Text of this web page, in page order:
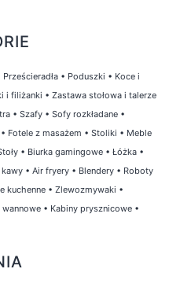
Prześcieradła • Poduszki • Koce i
i filiżanki • Zastawa stołowa i talerze
• Szafy • Sofy rozkładane •
• Fotele z masażem • Stoliki • Meble
• Biurka gamingowe • Łóżka •
• Air fryery • Blendery • Roboty
kuchenne • Zlewozmywaki •
wannowe • Kabiny prysznicowe •